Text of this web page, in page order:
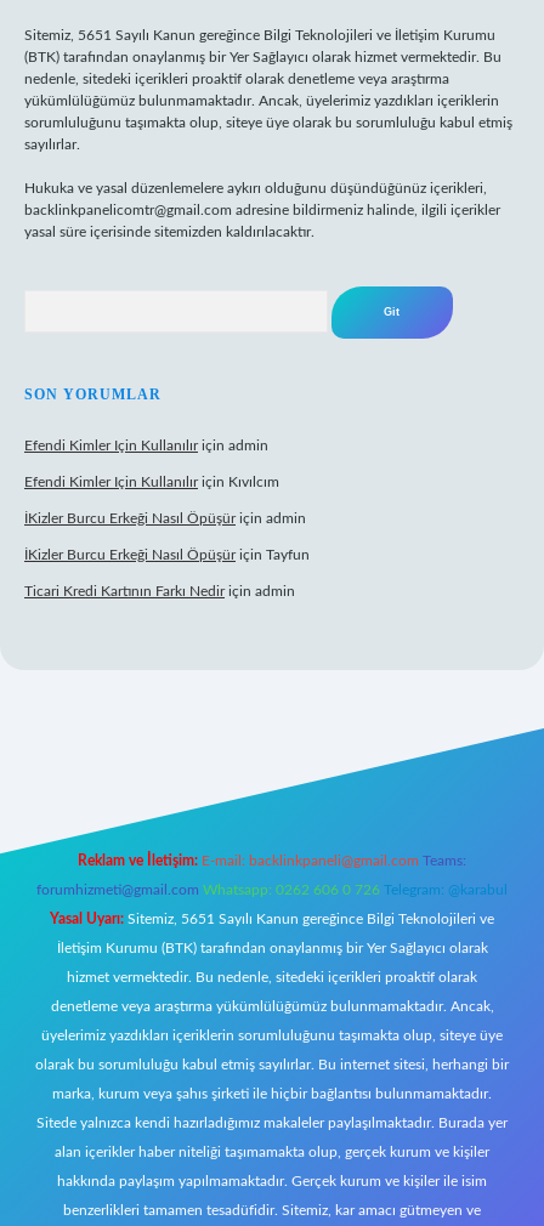
Sitemiz, 5651 Sayılı Kanun gereğince Bilgi Teknolojileri ve İletişim Kurumu
(BTK) tarafından onaylanmış bir Yer Sağlayıcı olarak hizmet vermektedir. Bu
nedenle, sitedeki içerikleri proaktif olarak denetleme veya araştırma
yükümlülüğümüz bulunmamaktadır. Ancak, üyelerimiz yazdıkları içeriklerin
sorumluluğunu taşımakta olup, siteye üye olarak bu sorumluluğu kabul etmiş
sayılırlar.
Hukuka ve yasal düzenlemelere aykırı olduğunu düşündüğünüz içerikleri,
backlinkpanelicomtr@gmail.com adresine bildirmeniz halinde, ilgili içerikler
yasal süre içerisinde sitemizden kaldırılacaktır.
SON YORUMLAR
Efendi Kimler Için Kullanılıriçin admin
Efendi Kimler Için Kullanılıriçin Kıvılcım
İKizler Burcu Erkeği Nasıl Öpüşüriçin admin
İKizler Burcu Erkeği Nasıl Öpüşüriçin Tayfun
Ticari Kredi Kartının Farkı Nediriçin admin
Reklam ve İletişim: E-mail: backlinkpaneli@gmail.com Teams:
forumhizmeti@gmail.com Whatsapp: 0262 606 0 726 Telegram: @karabul
Yasal Uyarı: Sitemiz, 5651 Sayılı Kanun gereğince Bilgi Teknolojileri ve
İletişim Kurumu (BTK) tarafından onaylanmış bir Yer Sağlayıcı olarak
hizmet vermektedir. Bu nedenle, sitedeki içerikleri proaktif olarak
denetleme veya araştırma yükümlülüğümüz bulunmamaktadır. Ancak,
üyelerimiz yazdıkları içeriklerin sorumluluğunu taşımakta olup, siteye üye
olarak bu sorumluluğu kabul etmiş sayılırlar. Bu internet sitesi, herhangi bir
marka, kurum veya şahıs şirketi ile hiçbir bağlantısı bulunmamaktadır.
Sitede yalnızca kendi hazırladığımız makaleler paylaşılmaktadır. Burada yer
alan içerikler haber niteliği taşımamakta olup, gerçek kurum ve kişiler
hakkında paylaşım yapılmamaktadır. Gerçek kurum ve kişiler ile isim
benzerlikleri tamamen tesadüfidir. Sitemiz, kar amacı gütmeyen ve